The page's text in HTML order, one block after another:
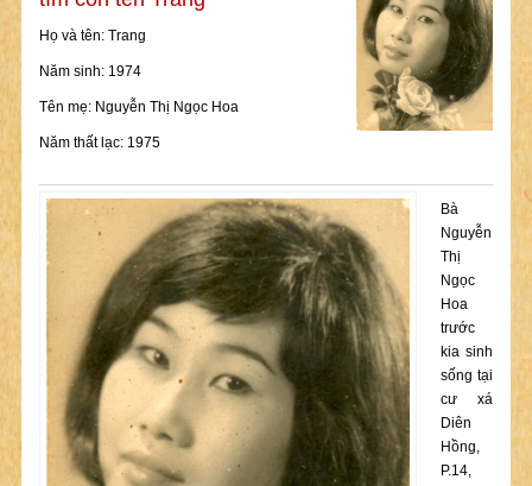
Họ và tên: Trang
Năm sinh: 1974
Tên mẹ: Nguyễn Thị Ngọc Hoa
Năm thất lạc: 1975
Bà
Nguyễn
Thị
Ngọc
Hoa
trước
kia sinh
sống tại
cư xá
Diên
Hồng,
P.14,